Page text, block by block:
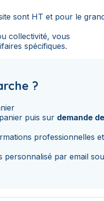
sont HT et pour le
collectivité, vous
spécifiques.
?
puis sur demande
professionnelles et
personnalisé par email